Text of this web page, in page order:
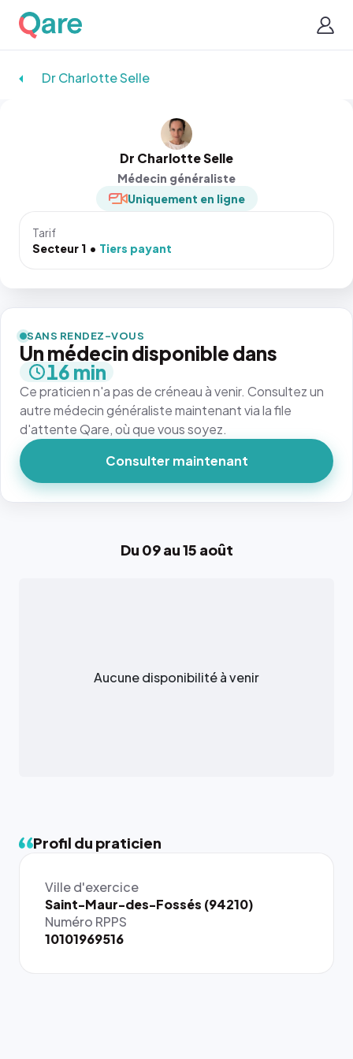
Dr Charlotte Selle
Dr Charlotte Selle
Médecin généraliste
Uniquement en ligne
Tarif
Secteur 1
Tiers payant
Du 09 au 15 août
Aucune disponibilité à venir
Profil du praticien
Ville d'exercice
Saint-Maur-des-Fossés (94210)
Numéro RPPS
10101969516
SANS RENDEZ-VOUS
Un médecin disponible dans
16 min
Ce praticien n'a pas de créneau à venir. Consultez un
autre médecin généraliste maintenant via la file
d'attente Qare, où que vous soyez.
Consulter maintenant
{# 40×40
: la taille
rendue par
`.profile-